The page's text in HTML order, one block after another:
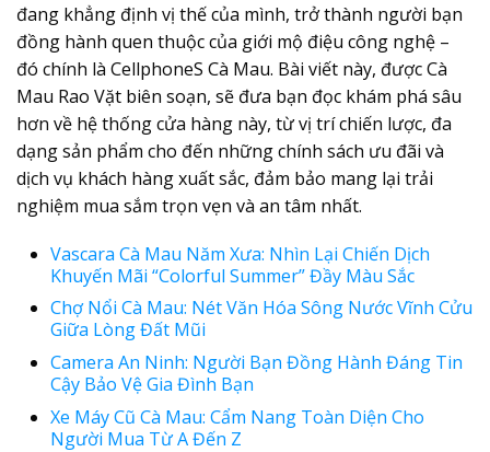
đang khẳng định vị thế của mình, trở thành người bạn
đồng hành quen thuộc của giới mộ điệu công nghệ –
đó chính là CellphoneS Cà Mau. Bài viết này, được Cà
Mau Rao Vặt biên soạn, sẽ đưa bạn đọc khám phá sâu
hơn về hệ thống cửa hàng này, từ vị trí chiến lược, đa
dạng sản phẩm cho đến những chính sách ưu đãi và
dịch vụ khách hàng xuất sắc, đảm bảo mang lại trải
nghiệm mua sắm trọn vẹn và an tâm nhất.
Vascara Cà Mau Năm Xưa: Nhìn Lại Chiến Dịch
Khuyến Mãi “Colorful Summer” Đầy Màu Sắc
Chợ Nổi Cà Mau: Nét Văn Hóa Sông Nước Vĩnh Cửu
Giữa Lòng Đất Mũi
Camera An Ninh: Người Bạn Đồng Hành Đáng Tin
Cậy Bảo Vệ Gia Đình Bạn
Xe Máy Cũ Cà Mau: Cẩm Nang Toàn Diện Cho
Người Mua Từ A Đến Z